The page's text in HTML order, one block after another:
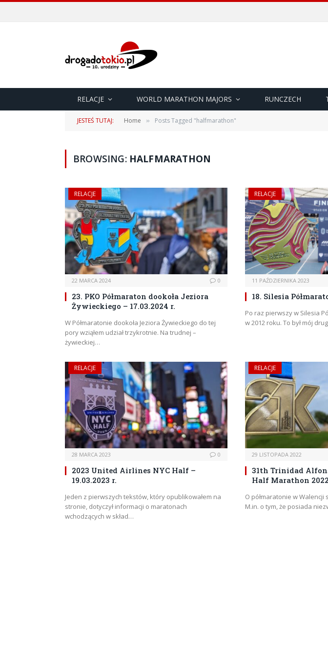
RELACJE WORLD MARATHON MAJORS RUNCZECH
JESTEŚ TUTAJ: Home » Posts Tagged "halfmarathon"
BROWSING: HALFMARATHON
RELACJE
22 MARCA 2024 0
23. PKO Półmaraton dookoła Jeziora
Żywieckiego – 17.03.2024 r.
W Półmaratonie dookoła Jeziora Żywieckiego do tej
pory wziąłem udział trzykrotnie. Na trudnej –
żywieckiej…
RELACJE
11 PAŹDZIERNIKA 2023
18. Silesia
Po raz pierwszy w Silesia
w 2012 roku. To był mój
RELACJE
28 MARCA 2023 0
2023 United Airlines NYC Half –
19.03.2023 r.
Jeden z pierwszych tekstów, który opublikowałem na
stronie, dotyczył informacji o maratonach
wchodzących w skład…
RELACJE
29 LISTOPADA 2022
31th Trinidad
Half Marathon 2022
O półmaratonie w Walencji
M.in. o tym, że posiada